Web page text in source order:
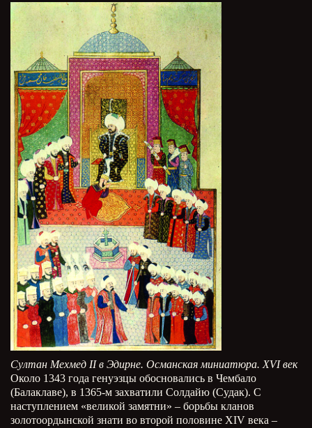
Султан Мехмед II в Эдирне. Османская миниатюра. XVI век
Около 1343 года генуэзцы обосновались в Чембало
(Балаклаве), в 1365-м захватили Солдайю (Судак). С
наступлением «великой замятни» – борьбы кланов
золотоордынской знати во второй половине XIV века –